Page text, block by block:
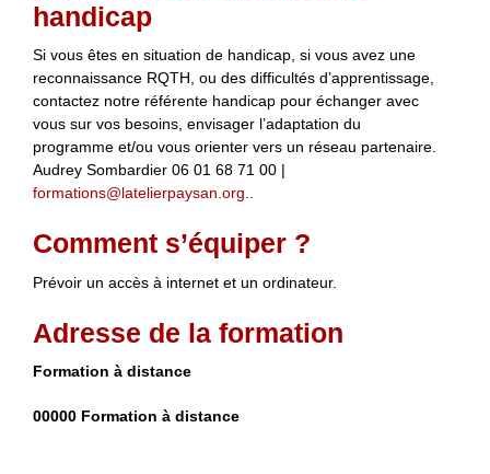
handicap
Si vous êtes en situation de handicap, si vous avez une
reconnaissance RQTH, ou des difficultés d’apprentissage,
contactez notre référente handicap pour échanger avec
vous sur vos besoins, envisager l’adaptation du
programme et/ou vous orienter vers un réseau partenaire.
Audrey Sombardier 06 01 68 71 00 |
formations@latelierpaysan.org..
Comment s’équiper ?
Prévoir un accès à internet et un ordinateur.
Adresse de la formation
Formation à distance
00000 Formation à distance